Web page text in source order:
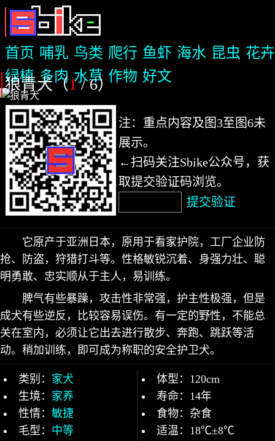
首页 哺乳 鸟类 爬行 鱼虾 海水 昆虫 花卉
绿植 多肉 水草 作物 好文
狼青犬（1/ 6）
注：重点内容及图3至图6未
展示。
←扫码关注Sbike公众号，获
取提交验证码浏览。
提交验证
它原产于亚洲日本，原用于看家护院，工厂企业防
抢、防盗，狩猎打斗等。性格敏锐沉着、身强力壮、聪
明勇敢、忠实顺从于主人，易训练。
脾气有些暴躁，攻击性非常强，护主性极强，但是
成犬有些逆反，比较容易误伤。有一定的野性，不能总
关在室内，必须让它出去进行散步、奔跑、跳跃等活
动。稍加训练，即可成为称职的安全护卫犬。
类别： 家犬
生境： 家养
性情： 敏捷
毛型： 中等
体型：120cm
寿命：14年
食物：杂食
适温：18℃±8℃